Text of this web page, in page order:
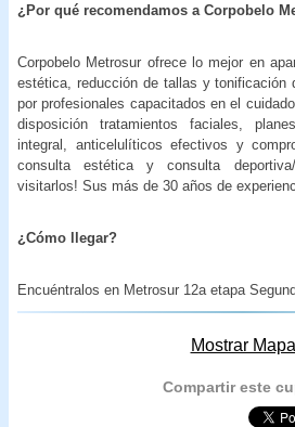
¿Por qué recomendamos a Corpobelo
Corpobelo Metrosur ofrece lo mejor en
estética, reducción de tallas y
por profesionales capacitados en el
disposición tratamientos faciales,
integral, anticelulíticos efectivos y
consulta estética y consulta
visitarlos! Sus más de 30 años de
¿Cómo llegar?
Encuéntralos en Metrosur 12a etapa
Mostrar Mapa
Compartir este